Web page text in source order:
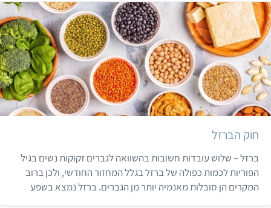
בביצים? סקירת נתונים
ומחקרים על ההשלכות
הבריאותיות של צריכת ביצים.
ולדעת מאילו מאכלים
להשיגם. יש לשאוף לכלול
בתפריט את כל רכיבי המזון
החיוניים לגופנו: חלבונים,
פחמימות, שומנים, ויטמינים
ומינרלים.
חוק הברזל
ברזל – שלוש עובדות חשובות בהשוואה לגברים זקוקות נשים בגיל
הפוריות לכמות כפולה של ברזל בגלל המחזור החודשי, ולכן ברוב
המקרים הן סובלות מאנמיה יותר מן הגברים. ברזל נמצא בשפע